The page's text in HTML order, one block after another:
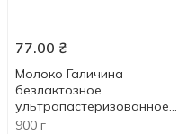
77.00 ₴
Молоко Галичина
безлактозное
ультрапастеризованное
2,5% 900г
900 г